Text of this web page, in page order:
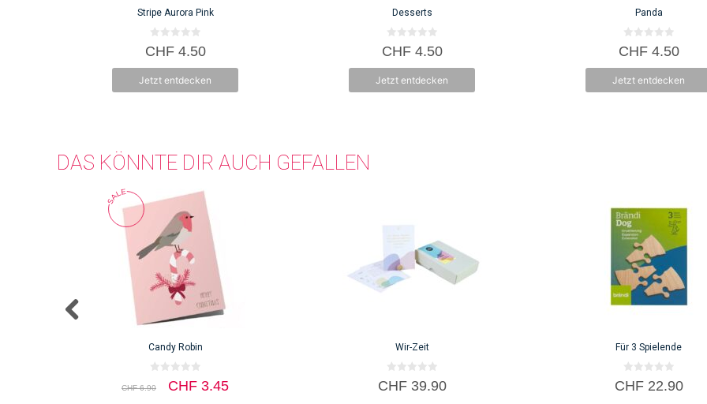
Stripe Aurora Pink
0
v
5
CHF4.50
Jetzt entdecken
Desserts
0
v
5
CHF4.50
Jetzt entdecken
Panda
0
v
5
CHF4.50
Jetzt entdecken
DAS KÖNNTE DIR AUCH GEFALLEN
Candy Robin
v
CHF6.90
Ursprünglicher
CHF 3.45Aktueller
Wir-Zeit
0
v
CHF39.90
Für 3 Spielende
0
v
CHF22.90